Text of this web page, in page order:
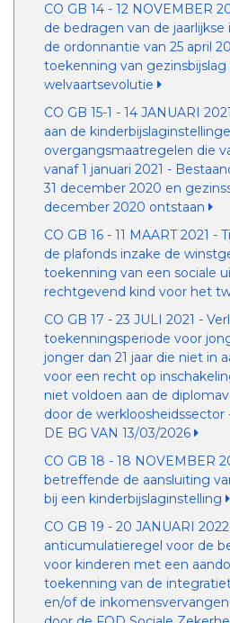
CO GB 14 - 12 NOVEMBER
de bedragen van de
de ordonnantie van 25 april
toekenning van gezinsbijslag
welvaartsevolutie
CO GB 15-1 - 14 JANUARI
aan de
overgangsmaatregelen die
vanaf 1 januari 2021 -
31 december 2020 en
december 2020 ontstaan
CO GB 16 - 11 MAART 2021
de plafonds inzake de
toekenning van een sociale
rechtgevend kind voor het
CO GB 17 - 23 JULI 2021 -
toekenningsperiode voor
jonger dan 21 jaar die niet in
voor een recht op
niet voldoen aan de
door de werkloosheidssector
DE BG VAN 13/03/2026
CO GB 18 - 18 NOVEMBER
betreffende de aansluiting
bij een kinderbijslaginstelling
CO GB 19 - 20 JANUARI
anticumulatieregel voor de
voor kinderen met een
toekenning van de
en/of de